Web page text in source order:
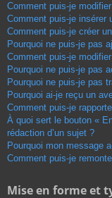
Comment puis-je
Comment puis-je insérer
Comment puis-je créer
Pourquoi ne puis-je pas
Comment puis-je
Pourquoi ne puis-je pas
Pourquoi ne puis-je pas
Pourquoi ai-je reçu un
Comment puis-je
À quoi sert le bouton «
rédaction d’un sujet ?
Pourquoi mon message
Comment puis-je
Mise en forme et